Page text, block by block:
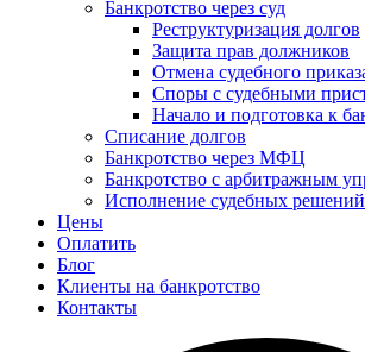
Банкротство через суд
Реструктуризация долгов
Защита прав должников
Отмена судебного
Споры с судебными
Начало и подготовка к
Списание долгов
Банкротство через МФЦ
Банкротство с арбитражным
Исполнение судебных решений
Цены
Оплатить
Блог
Клиенты на банкротство
Контакты